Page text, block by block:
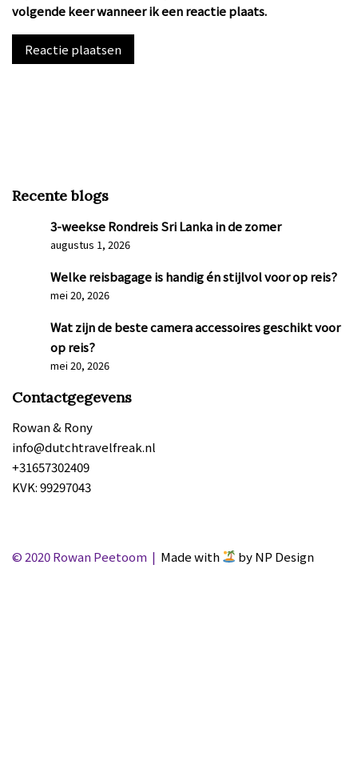
volgende keer wanneer ik een reactie plaats.
Recente blogs
3-weekse Rondreis Sri Lanka in de zomer
augustus 1, 2026
Welke reisbagage is handig én stijlvol voor op reis?
mei 20, 2026
Wat zijn de beste camera accessoires geschikt voor
op reis?
mei 20, 2026
Contactgegevens
Rowan & Rony
info@dutchtravelfreak.nl
+31657302409
KVK: 99297043
© 2020 Rowan Peetoom | Made with by NP Design